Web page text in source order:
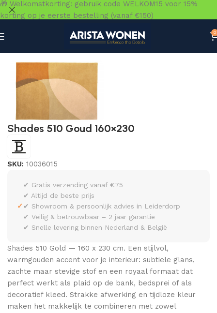
0
Shades 510 Goud 160×230
SKU: 10036015
✓
✔ Gratis verzending vanaf €75
✔ Altijd de beste prijs
✔ Showroom & persoonlijk advies in Leiderdorp
✔ Veilig & betrouwbaar – 2 jaar garantie
✔ Snelle levering binnen Nederland & België
Shades 510 Gold — 160 x 230 cm. Een stijlvol,
warmgouden accent voor je interieur: subtiele glans,
zachte maar stevige stof en een royaal formaat dat
perfect werkt als plaid op de bank, bedsprei of als
decoratief kleed. Strakke afwerking en tijdloze kleur
maken het makkelijk te combineren met zowel
🎁 Welkomstkorting: gebruik code WELKOM15 voor 15%
korting op je eerste bestelling (vanaf €150)